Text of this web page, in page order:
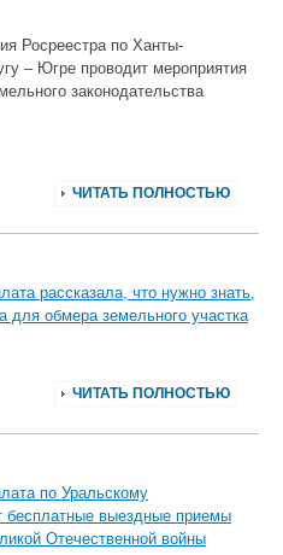
Росреестра по Ханты-
– Югре проводит мероприятия
законодательства
ЧИТАТЬ ПОЛНОСТЬЮ
рассказала, что нужно знать,
для обмера земельного участка
ЧИТАТЬ ПОЛНОСТЬЮ
по Уральскому
бесплатные выездные приемы
Отечественной войны